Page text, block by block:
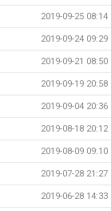
2019-09-25 08:14
2019-09-24 09:29
2019-09-21 08:50
2019-09-19 20:58
2019-09-04 20:36
2019-08-18 20:12
2019-08-09 09:10
2019-07-28 21:27
2019-06-28 14:33